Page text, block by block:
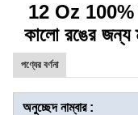
12 Oz 100%
কালো রঙের জন্য
পণ্যের বর্ণনা
অনুচ্ছেদ নাম্বার :